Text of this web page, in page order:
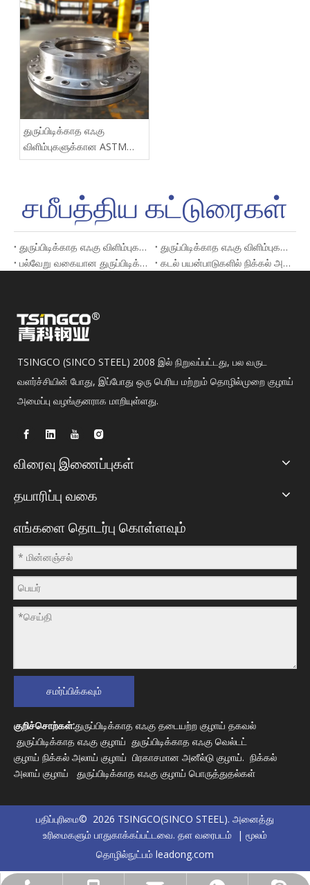
துருப்பிடிக்காத எஃகு
விளிம்புகளுக்கான ASTM
தரநிலை என்ன?
சமீபத்திய கட்டுரைகள்
துருப்பிடிக்காத எஃகு விளிம்புகள் மற்றும் பொருத்துதல்களுக்கான வழிகாட்டி
துருப்பிடிக்காத எஃகு விளிம்புகள் என்றால் என்ன? வகைகள், பயன்கள் & நன்மைகள்
பல்வேறு வகையான துருப்பிடிக்காத எஃகு விளிம்புகள் மற்றும் அவற்றின் பயன்பாடுகள்
கடல் பயன்பாடுகளில் நிக்கல் அலாய் குழாய்கள் மற்றும் துருப்பிடிக்காத எஃகு குழாய்களை ஒப்பிடுதல்
TSINGCO (SINCO STEEL) 2008 இல் நிறுவப்பட்டது, பல வருட
வளர்ச்சியின் போது, ​​இப்போது ஒரு பெரிய மற்றும் தொழில்முறை குழாய்
அமைப்பு வழங்குனராக மாறியுள்ளது.
விரைவு இணைப்புகள்
தயாரிப்பு வகை
எங்களை தொடர்பு கொள்ளவும்
சமர்ப்பிக்கவும்
குறிச்சொற்கள்:துருப்பிடிக்காத எஃகு தடையற்ற குழாய் தகவல்
துருப்பிடிக்காத எஃகு குழாய் துருப்பிடிக்காத எஃகு வெல்டட்
குழாய் நிக்கல் அலாய் குழாய் பிரகாசமான அனீல்டு குழாய். நிக்கல்
அலாய் குழாய்
துருப்பிடிக்காத எஃகு குழாய் பொருத்துதல்கள்
பதிப்புரிமை© 2026 TSINGCO(SINCO STEEL). அனைத்து
உரிமைகளும் பாதுகாக்கப்பட்டவை. தள வரைபடம் | மூலம்
தொழில்நுட்பம் leadong.com